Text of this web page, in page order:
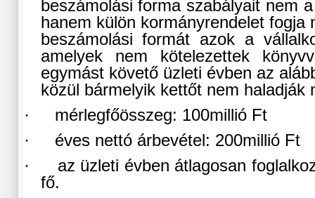
beszámolási forma szabályait nem
hanem külön kormányrendelet fogja
beszámolási formát azok a
amelyek nem kötelezettek
egymást követő üzleti évben az
közül bármelyik kettőt nem haladják
·
mérlegfőösszeg: 100millió Ft
·
éves nettó árbevétel: 200millió Ft
·
az üzleti évben átlagosan
fő.